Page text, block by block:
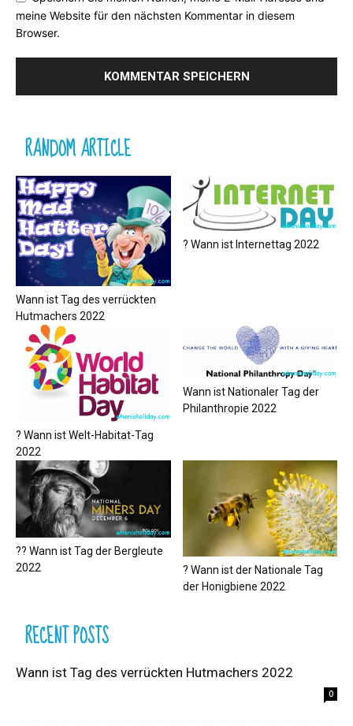
meine Website für den nächsten Kommentar in diesem
Browser.
RANDOM ARTICLE
Wann ist Tag des verrückten
Hutmachers 2022
? Wann ist Internettag 2022
? Wann ist Welt-Habitat-Tag
2022
Wann ist Nationaler Tag der
Philanthropie 2022
?‍? Wann ist Tag der Bergleute
2022
? Wann ist der Nationale Tag
der Honigbiene 2022
RECENT POSTS
Wann ist Tag des verrückten Hutmachers 2022
0